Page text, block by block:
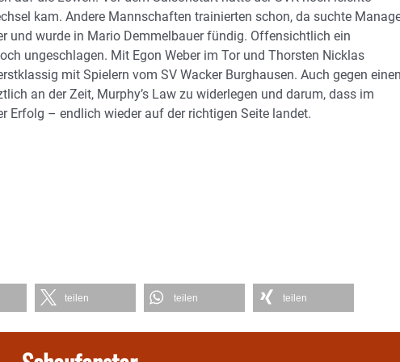
kam. Andere Mannschaften trainierten schon, da suchte
und wurde in Mario Demmelbauer fündig. Offensichtlich ein
ungeschlagen. Mit Egon Weber im Tor und Thorsten Nicklas
mit Spielern vom SV Wacker Burghausen. Auch gegen
an der Zeit, Murphy’s Law zu widerlegen und darum, dass im
Erfolg – endlich wieder auf der richtigen Seite landet.
teilen teilen teilen